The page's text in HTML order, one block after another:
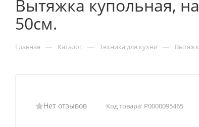
Вытяжка купольная,
50см.
Главная — Каталог — Техника для кухни —
Нет отзывов Код товара: Р0000095465